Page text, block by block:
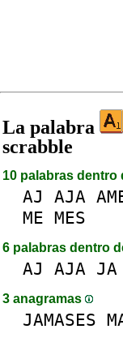
La palabra
scrabble
10 palabras dentro
AJ AJA
ME MES
6 palabras dentro
AJ AJA JA
3 anagramas
JAMASES